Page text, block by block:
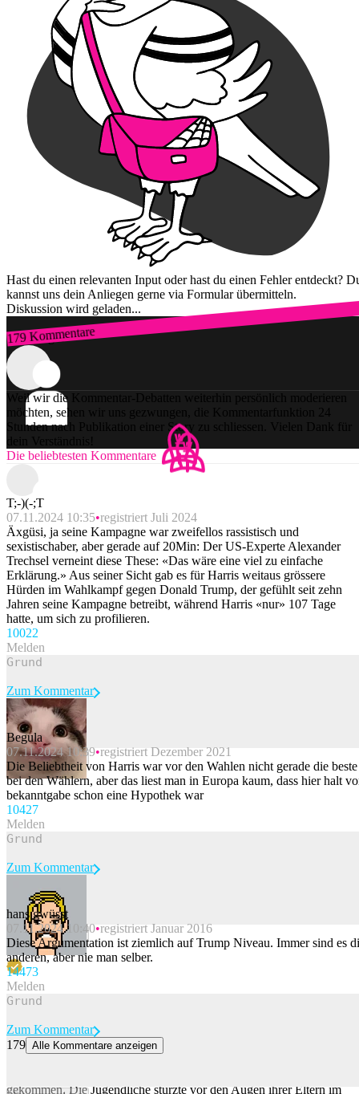
Hast du einen relevanten Input oder hast du einen Fehler entdeckt?
kannst uns dein Anliegen gerne via Formular übermitteln.
Diskussion wird geladen...
179 Kommentare
Zum Login
Weil wir die Kommentar-Debatten weiterhin persönlich moderieren
möchten, sehen wir uns gezwungen, die Kommentarfunktion 24
Stunden nach Publikation einer Story zu schliessen. Vielen Dank für
dein Verständnis!
Die beliebtesten Kommentare
T;-)(-;T
07.11.2024 10:35 registriert Juli 2024
Äxgüsi, ja seine Kampagne war zweifellos rassistisch und
sexistischaber, aber gerade auf 20Min: Der US-Experte Alexander
Trechsel verneint diese These: «Das wäre eine viel zu einfache
Erklärung.» Aus seiner Sicht gab es für Harris weitaus grössere
Hürden im Wahlkampf gegen Donald Trump, der gefühlt seit zehn
Jahren seine Kampagne betreibt, während Harris «nur» 107 Tage
hatte, um sich zu profilieren.
10022
Melden
Beitrag melden
Zum Kommentar
Begula
07.11.2024 10:39 registriert Dezember 2021
Die Beliebtheit von Harris war vor den Wahlen nicht gerade die beste
bei den Wählern, aber das liest man in Europa kaum, dass hier halt
bekanntgabe schon eine Hypothek war
10427
Melden
Beitrag melden
Zum Kommentar
hans gwüsst
07.11.2024 10:40 registriert Januar 2016
Diese Argumentation ist ziemlich auf Trump Niveau. Immer sind es
anderen, aber nie man selber.
14473
Melden
Zum Kommentar
179 Alle Kommentare anzeigen
gekommen. Die Jugendliche stürzte vor den Augen ihrer Eltern im